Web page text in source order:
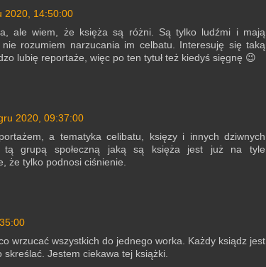
2020, 14:50:00
ale wiem, że księża są różni. Są tylko ludźmi i mają
nie rozumiem narzucania im celbatu. Interesuję się taką
lubię reportaże, więc po ten tytuł też kiedyś sięgnę 😉
2020, 09:37:00
a tematyka celibatu, księzy i innych dziwnych
tą grupą społeczną jaką są księża jest już na tyle
że tylko podnosi ciśnienie.
wrzucać wszystkich do jednego worka. Każdy ksiądz jest
Jestem ciekawa tej książki.